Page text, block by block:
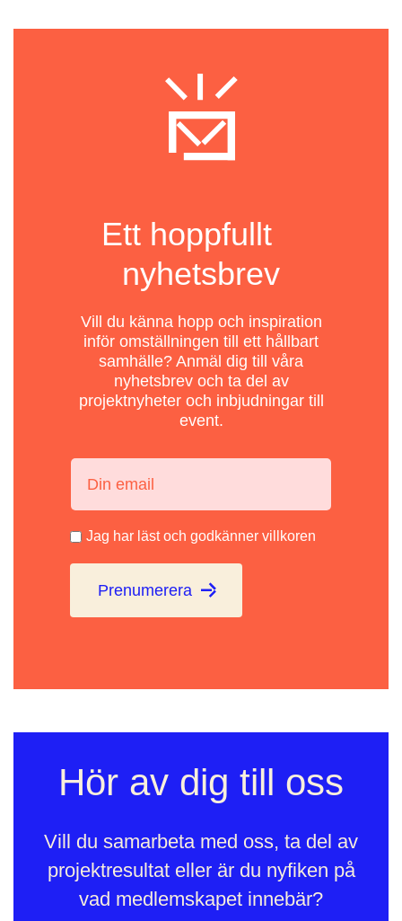
Ett hoppfullt
nyhetsbrev
Vill du känna hopp och inspiration
inför omställningen till ett hållbart
samhälle? Anmäl dig till våra
nyhetsbrev och ta del av
projektnyheter och inbjudningar till
event.
Jag har läst och godkänner villkoren
Prenumerera
Hör av dig till oss
Vill du samarbeta med oss, ta del av
projektresultat eller är du nyfiken på
vad medlemskapet innebär?